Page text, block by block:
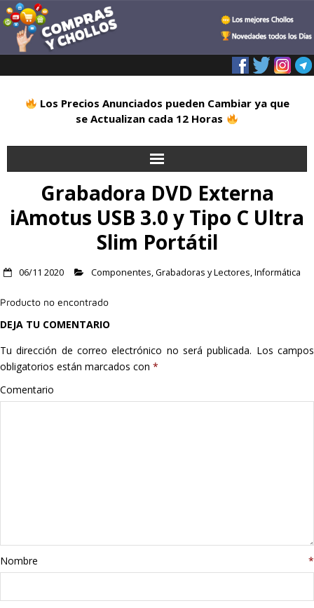
Los Precios Anunciados pueden Cambiar ya que
se Actualizan cada 12 Horas
Inicio
Alimentación
Hogar
Informática
Listas
libros
Grabadora DVD Externa
iAmotus USB 3.0 y Tipo C Ultra
Slim Portátil
06/11 2020 Componentes,Grabadoras y Lectores,Informática
Producto no encontrado
DEJA TU COMENTARIO
Tu dirección de correo electrónico no será publicada. Los campos
obligatorios están marcados con *
Comentario
Nombre *